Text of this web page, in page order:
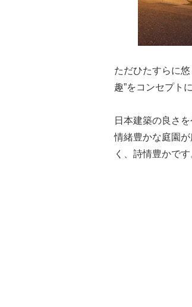
ただひたすらに
趣”をコンセプト
日本建築の良さ
情緒豊かな庭園
く、詩情豊かです